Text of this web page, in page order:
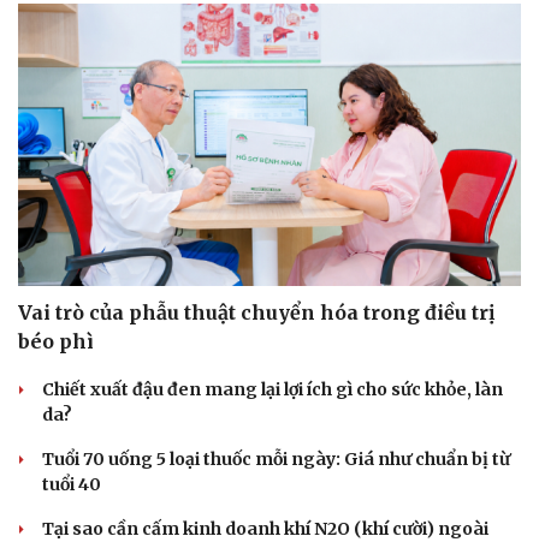
Du lịch
Tư vấn
Săn Tour
check-in
Podcast
Câu chuyện thời sự
Đọc truyện đêm khuya
Cửa sổ tình yêu
Kể chuyện cho bé
Hạt giống tâm hồn
Vai trò của phẫu thuật chuyển hóa trong điều trị
béo phì
Chiết xuất đậu đen mang lại lợi ích gì cho sức khỏe, làn
da?
Tuổi 70 uống 5 loại thuốc mỗi ngày: Giá như chuẩn bị từ
tuổi 40
Tại sao cần cấm kinh doanh khí N2O (khí cười) ngoài